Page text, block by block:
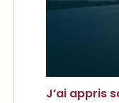
J’ai appris